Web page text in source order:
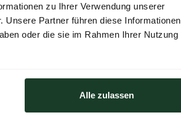
zu Ihrer Verwendung unserer
Unsere Partner führen diese Informationen
oder die sie im Rahmen Ihrer Nutzung
Alle zulassen